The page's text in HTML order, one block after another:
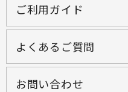
ご利用ガイド
よくあるご質問
お問い合わせ